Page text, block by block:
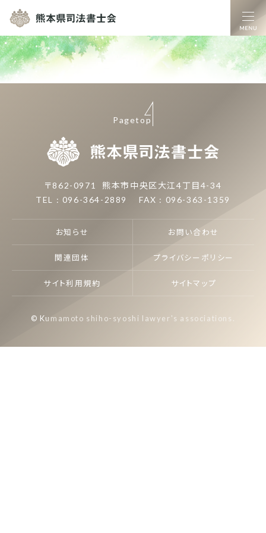
熊本県司法書士
〒862-0971
熊本市中央区大江4丁目4-34
TEL : 096-364-2889
FAX : 096-363-1359
お知らせ お問い合わせ
関連団体 プライバシーポリシー
サイト利用規約 サイトマップ
Pagetop
© Kumamoto shiho-syoshi lawyer's associations.